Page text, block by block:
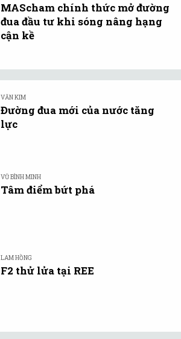
MAScham chính thức mở đường
đua đầu tư khi sóng nâng hạng
cận kề
VĂN KIM
Đường đua mới của nước tăng
lực
VŨ BÌNH MINH
Tâm điểm bứt phá
LAM HỒNG
F2 thử lửa tại REE